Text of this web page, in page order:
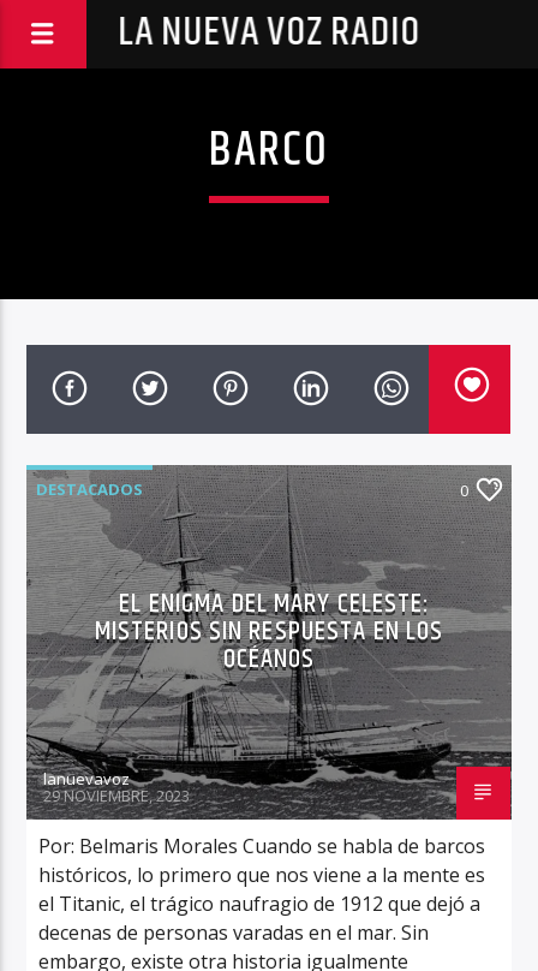
LA NUEVA VOZ RADIO
BARCO
DESTACADOS 0
EL ENIGMA DEL MARY CELESTE:
MISTERIOS SIN RESPUESTA EN LOS
OCÉANOS
lanuevavoz
29 NOVIEMBRE, 2023
Por: Belmaris Morales Cuando se habla de barcos
históricos, lo primero que nos viene a la mente es
el Titanic, el trágico naufragio de 1912 que dejó a
decenas de personas varadas en el mar. Sin
embargo, existe otra historia igualmente